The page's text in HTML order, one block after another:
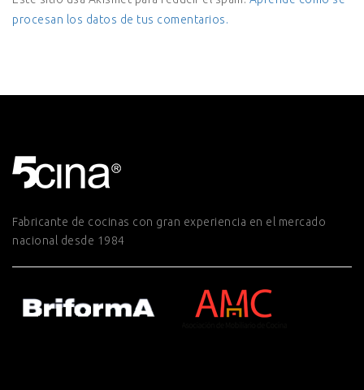
procesan los datos de tus comentarios.
Fabricante de cocinas con gran experiencia en el mercado
nacional desde 1984